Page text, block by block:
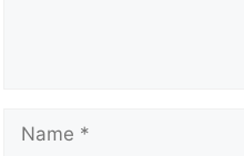
Name